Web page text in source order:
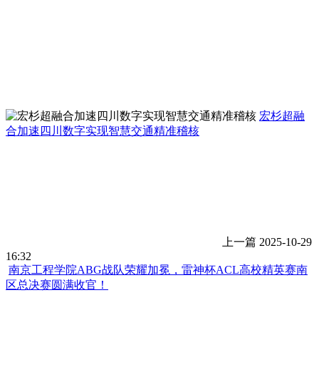
宏杉超融
合加速四川数字实现智慧交通精准稽核
上一篇 2025-10-29
16:32
南京工程学院ABG战队荣耀加冕，雷神杯ACL高校精英赛南
区总决赛圆满收官！